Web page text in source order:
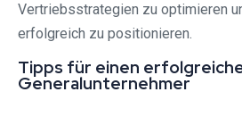
Vertriebsstrategien zu optimieren
erfolgreich zu positionieren.
Tipps für einen
Generalunternehmer